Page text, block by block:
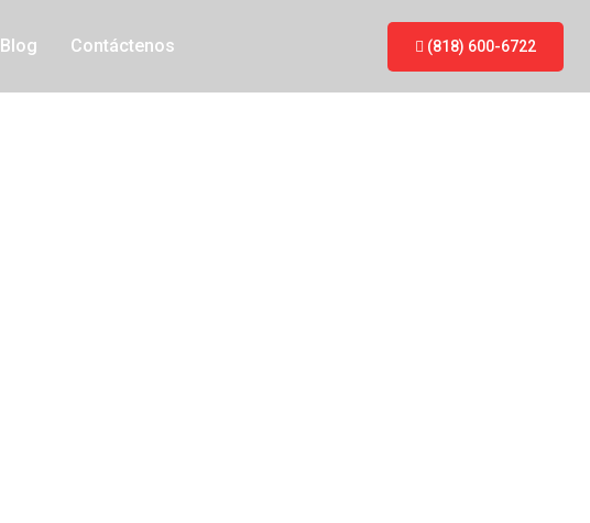
Blog Contáctenos (818) 600-6722